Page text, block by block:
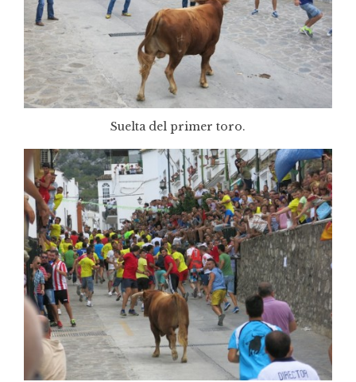
Suelta del primer toro.